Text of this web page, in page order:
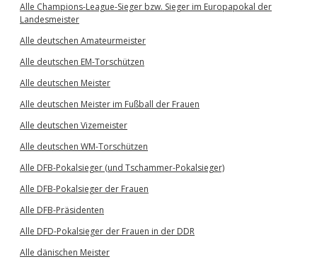
Alle Champions-League-Sieger bzw. Sieger im Europapokal der
Landesmeister
Alle deutschen Amateurmeister
Alle deutschen EM-Torschützen
Alle deutschen Meister
Alle deutschen Meister im Fußball der Frauen
Alle deutschen Vizemeister
Alle deutschen WM-Torschützen
Alle DFB-Pokalsieger (und Tschammer-Pokalsieger)
Alle DFB-Pokalsieger der Frauen
Alle DFB-Präsidenten
Alle DFD-Pokalsieger der Frauen in der DDR
Alle dänischen Meister